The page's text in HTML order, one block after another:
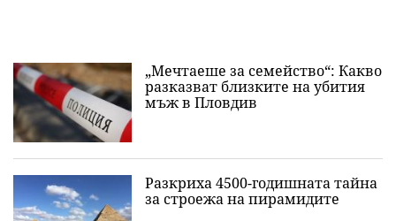
„Мечтаеше за семейство“: Какво
разказват близките на убития
мъж в Пловдив
Разкриха 4500-годишната тайна
за строежа на пирамидите